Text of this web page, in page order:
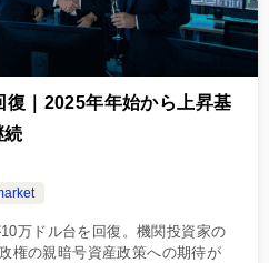
復｜2025年年始から上昇基
続
万ドル台を回復。機関投資家の
権の親暗号資産政策への期待が